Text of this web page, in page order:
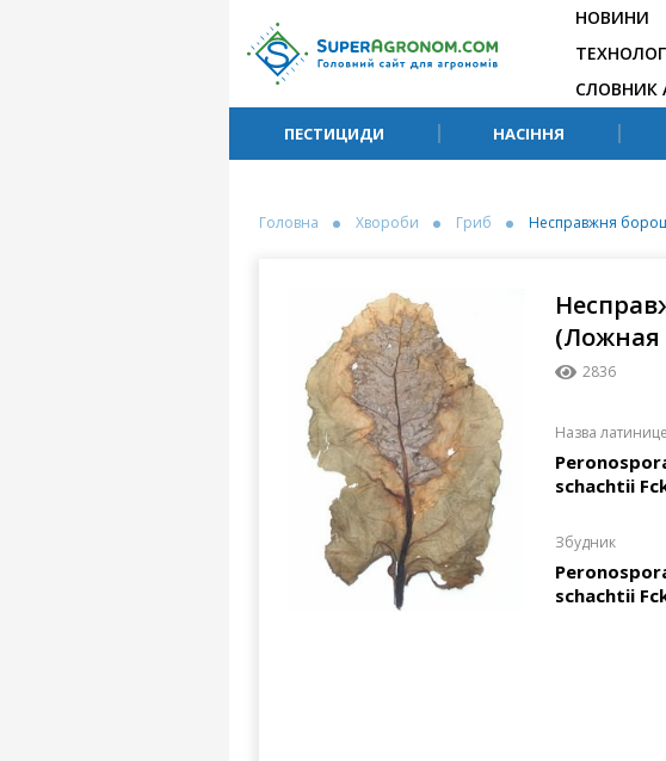
НОВИНИ
СЛОВНИК
ПЕСТИЦИДИ НАСІННЯ
Головна Хвороби Гриб Несправжня
(Ложная
2836
Назва
schachtii
Збудник
schachtii